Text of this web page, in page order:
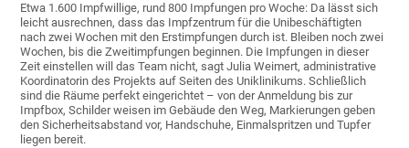
Etwa 1.600 Impfwillige, rund 800 Impfungen pro Woche: Da lässt sich
leicht ausrechnen, dass das Impfzentrum für die Unibeschäftigten
nach zwei Wochen mit den Erstimpfungen durch ist. Bleiben noch zwei
Wochen, bis die Zweitimpfungen beginnen. Die Impfungen in dieser
Zeit einstellen will das Team nicht, sagt Julia Weimert, administrative
Koordinatorin des Projekts auf Seiten des Uniklinikums. Schließlich
sind die Räume perfekt eingerichtet – von der Anmeldung bis zur
Impfbox, Schilder weisen im Gebäude den Weg, Markierungen geben
den Sicherheitsabstand vor, Handschuhe, Einmalspritzen und Tupfer
liegen bereit.